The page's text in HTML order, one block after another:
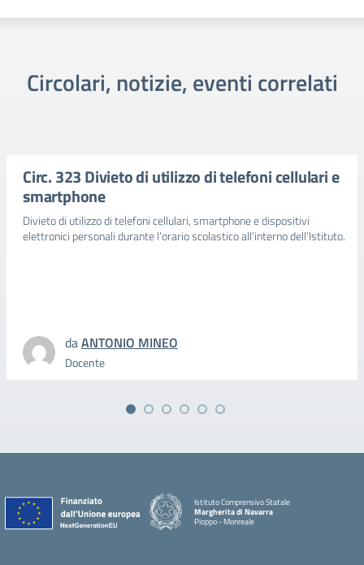
Circolari, notizie, eventi correlati
Circ. 323 Divieto di utilizzo di telefoni cellulari e
smartphone
Divieto di utilizzo di telefoni cellulari, smartphone e dispositivi
elettronici personali durante l’orario scolastico all’interno dell’Istituto.
daANTONIO MINEO
Docente
Istituto Comprensivo Statale
Margherita di Navarra
Pioppo - Monreale